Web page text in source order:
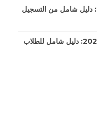
متطلبات الدراسة في إسبانيا 2025: دليل شامل من التسجيل
متطلبات الدراسة في الصين لعام 2025: دليل شامل للطلاب